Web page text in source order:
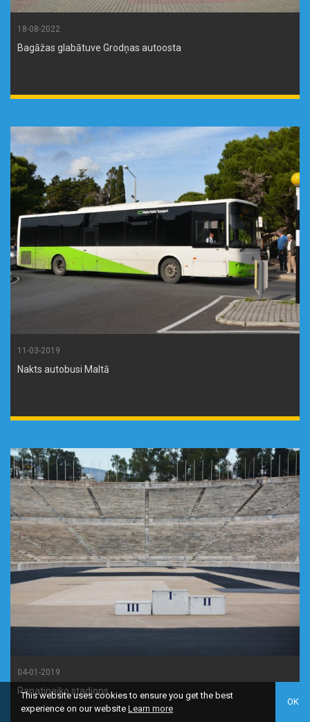
18-08-2022
Bagāžas glabātuve Grodņas autoosta
11-03-2019
Nakts autobusi Maltā
04-01-2019
Panatinaiko stadions
This website uses cookies to ensure you get the best
experience on our website Learn more
OK